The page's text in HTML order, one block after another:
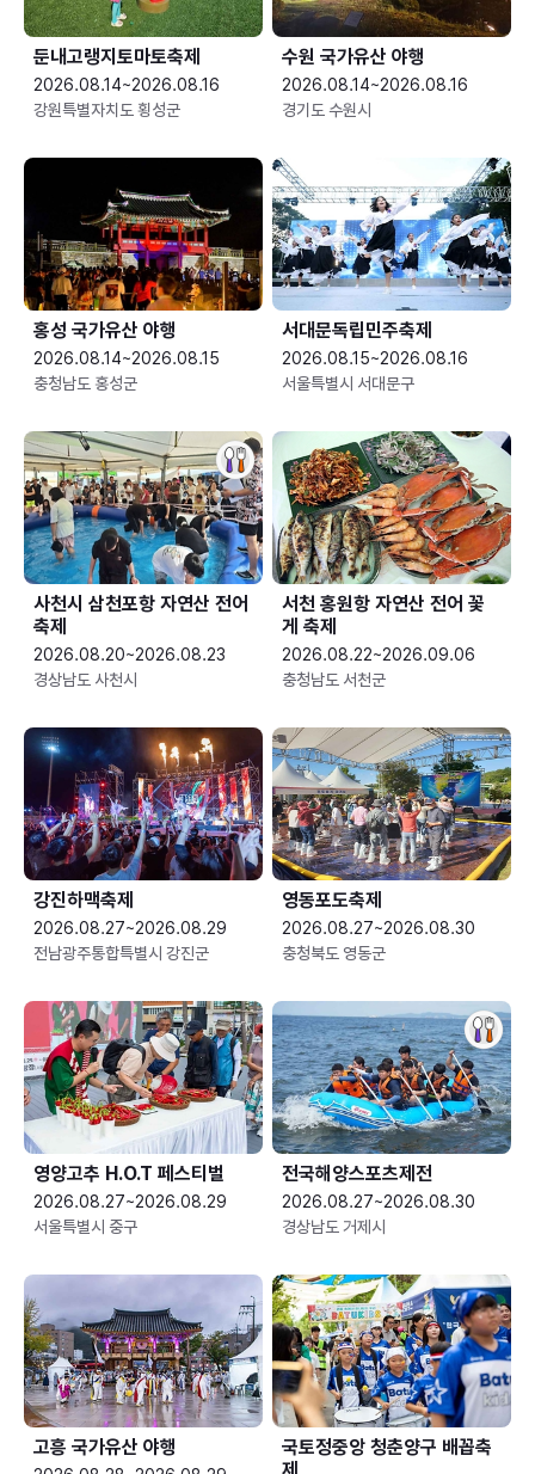
둔내고랭지토마토축제
2026.08.14~2026.08.16
강원특별자치도 횡성군
수원 국가유산 야행
2026.08.14~2026.08.16
경기도 수원시
홍성 국가유산 야행
2026.08.14~2026.08.15
충청남도 홍성군
서대문독립민주축제
2026.08.15~2026.08.16
서울특별시 서대문구
사천시 삼천포항 자연산 전어
축제
2026.08.20~2026.08.23
경상남도 사천시
서천 홍원항 자연산 전어 꽃
게 축제
2026.08.22~2026.09.06
충청남도 서천군
강진하맥축제
2026.08.27~2026.08.29
전남광주통합특별시 강진군
영동포도축제
2026.08.27~2026.08.30
충청북도 영동군
영양고추 H.O.T 페스티벌
2026.08.27~2026.08.29
서울특별시 중구
전국해양스포츠제전
2026.08.27~2026.08.30
경상남도 거제시
고흥 국가유산 야행
국토정중앙 청춘양구 배꼽축